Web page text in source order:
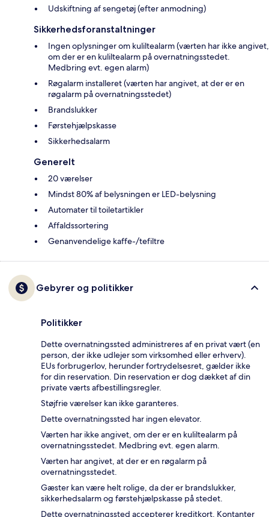
Udskiftning af sengetøj (efter anmodning)
Sikkerhedsforanstaltninger
Ingen oplysninger om kuliltealarm (værten har ikke angivet,
om der er en kuliltealarm på overnatningsstedet.
Medbring evt. egen alarm)
Røgalarm installeret (værten har angivet, at der er en
røgalarm på overnatningsstedet)
Brandslukker
Førstehjælpskasse
Sikkerhedsalarm
Generelt
20 værelser
Mindst 80% af belysningen er LED-belysning
Automater til toiletartikler
Affaldssortering
Genanvendelige kaffe-/tefiltre
Gebyrer og politikker
Politikker
Dette overnatningssted administreres af en privat vært (en
person, der ikke udlejer som virksomhed eller erhverv).
EUs forbrugerlov, herunder fortrydelsesret, gælder ikke
for din reservation. Din reservation er dog dækket af din
private værts afbestillingsregler.
Støjfrie værelser kan ikke garanteres.
Dette overnatningssted har ingen elevator.
Værten har ikke angivet, om der er en kuliltealarm på
overnatningsstedet. Medbring evt. egen alarm.
Værten har angivet, at der er en røgalarm på
overnatningsstedet.
Gæster kan være helt rolige, da der er brandslukker,
sikkerhedsalarm og førstehjælpskasse på stedet.
Dette overnatningssted accepterer kreditkort. Kontanter